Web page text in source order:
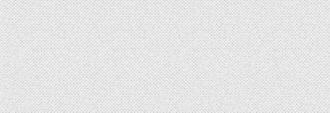
度|Hoyo
de
Monterrey
Epicure
Especial|Hoyo
de
Monterrey
habana|
幼
雪
茄
濃
度|HOYO
DE
MONTERREY
EPICURE
ESPECIAL|HOYO
DE
MONTERREY
HABANA|
幼